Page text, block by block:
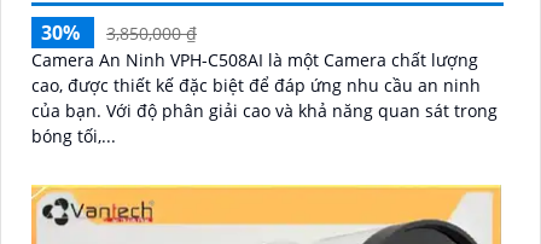
30%
3,850,000 ₫
Camera An Ninh VPH-C508AI là một Camera chất lượng
cao, được thiết kế đặc biệt để đáp ứng nhu cầu an ninh
của bạn. Với độ phân giải cao và khả năng quan sát trong
bóng tối,...